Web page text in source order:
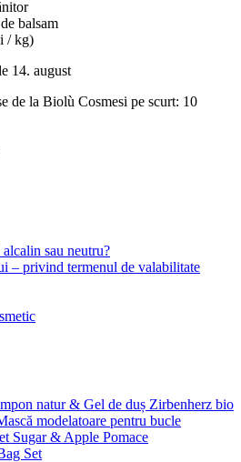
balsam
/ kg)
14. august
de la Biolù Cosmesi pe scurt: 10
sau neutru?
– privind termenul de valabilitate
natur & Gel de duș Zirbenherz bio
modelatoare pentru bucle
Sugar & Apple Pomace
Set